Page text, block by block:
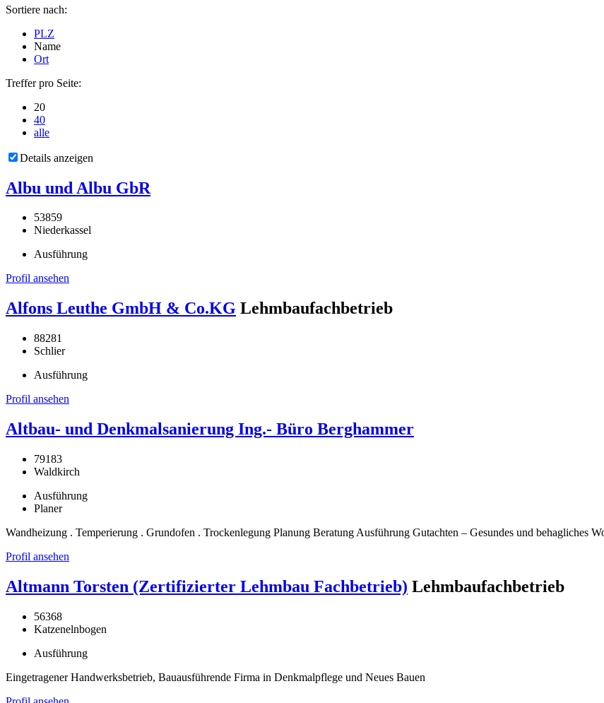
Sortiere nach:
PLZ
Name
Ort
Treffer pro Seite:
20
40
alle
Details anzeigen
Albu und Albu GbR
53859
Niederkassel
Ausführung
Profil ansehen
Alfons Leuthe GmbH & Co.KG Lehmbaufachbetrieb
88281
Schlier
Ausführung
Profil ansehen
Altbau- und Denkmalsanierung Ing.- Büro Berghammer
79183
Waldkirch
Ausführung
Planer
Wandheizung . Temperierung . Grundofen . Trockenlegung Planung Beratung Ausführung Gutachten – Gesundes und behagliches
Profil ansehen
Altmann Torsten (Zertifizierter Lehmbau Fachbetrieb) Lehmbaufachbetrieb
56368
Katzenelnbogen
Ausführung
Eingetragener Handwerksbetrieb, Bauausführende Firma in Denkmalpflege und Neues Bauen